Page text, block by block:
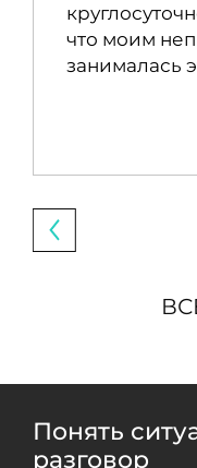
что моим
занималась
Понять
разговор